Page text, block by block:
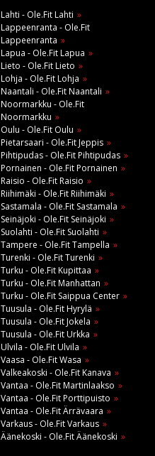
Lahti - Ole.Fit Lahti
Lappeenranta - Ole.Fit
Lappeenranta
Lapua - Ole.Fit Lapua
Lieto - Ole.Fit Lieto
Lohja - Ole.Fit Lohja
Naantali - Ole.Fit Naantali
Noormarkku - Ole.Fit
Noormarkku
Oulu - Ole.Fit Oulu
Pietarsaari - Ole.Fit Jeppis
Pihtipudas - Ole.Fit Pihtipudas
Pornainen - Ole.Fit Pornainen
Raisio - Ole.Fit Raisio
Riihimäki - Ole.Fit Riihimäki
Sastamala - Ole.Fit Sastamala
Seinäjoki - Ole.Fit Seinäjoki
Suolahti - Ole.Fit Suolahti
Tampere - Ole.Fit Tampella
Turenki - Ole.Fit Turenki
Turku - Ole.Fit Kupittaa
Turku - Ole.Fit Manhattan
Turku - Ole.Fit Saippua Center
Tuusula - Ole.Fit Hyrylä
Tuusula - Ole.Fit Jokela
Tuusula - Ole.Fit Urkka
Ulvila - Ole.Fit Ulvila
Vaasa - Ole.Fit Wasa
Valkeakoski - Ole.Fit Kanava
Vantaa - Ole.Fit Martinlaakso
Vantaa - Ole.Fit Porttipuisto
Vantaa - Ole.Fit Ärrävaara
Varkaus - Ole.Fit Varkaus
Äänekoski - Ole.Fit Äänekoski